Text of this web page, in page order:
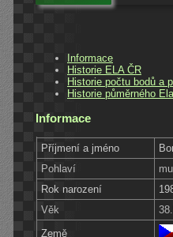
Informace
Historie ELA ČR
Historie počtu bodů a
Historie půměrného
Informace
Příjmení a jméno
Pohlaví
Rok narození
Věk
Země